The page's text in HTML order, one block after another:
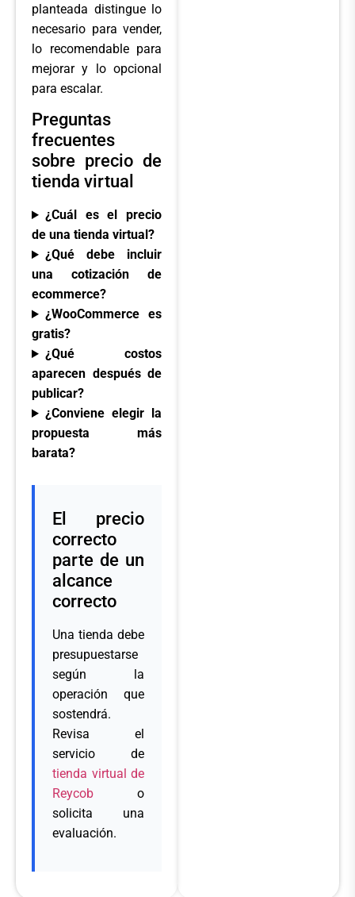
planteada distingue lo
necesario para vender,
lo recomendable para
mejorar y lo opcional
para escalar.
Preguntas
frecuentes
sobre precio de
tienda virtual
¿Cuál es el precio
de una tienda virtual?
¿Qué debe incluir
una cotización de
ecommerce?
¿WooCommerce es
gratis?
¿Qué costos
aparecen después de
publicar?
¿Conviene elegir la
propuesta más
barata?
El precio
correcto
parte de un
alcance
correcto
Una tienda debe
presupuestarse
según la
operación que
sostendrá.
Revisa el
servicio de
tienda virtual de
Reycob o
solicita una
evaluación.